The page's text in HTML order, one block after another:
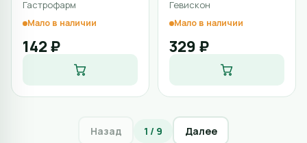
Гастрофарм
Мало в наличии
142 ₽
Гевискон
Мало в наличии
329 ₽
Назад 1 / 9 Далее